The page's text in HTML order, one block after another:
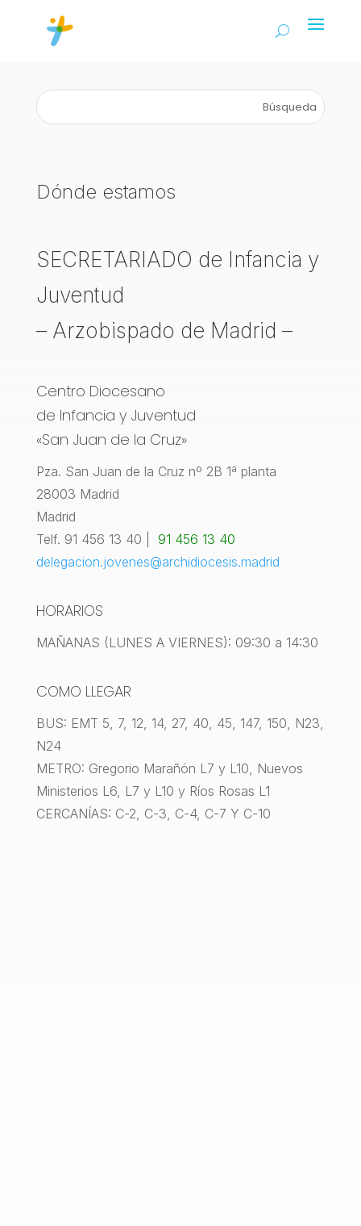
Dónde estamos
SECRETARIADO de Infancia y
Juventud
– Arzobispado de Madrid –
Centro Diocesano
de Infancia y Juventud
«San Juan de la Cruz»
Pza. San Juan de la Cruz nº 2B 1ª planta
28003 Madrid
Madrid
Telf. 91 456 13 40 |
91 456 13 40
delegacion.jovenes@archidiocesis.madrid
HORARIOS
MAÑANAS (LUNES A VIERNES): 09:30 a 14:30
COMO LLEGAR
BUS: EMT 5, 7, 12, 14, 27, 40, 45, 147, 150, N23,
N24
METRO: Gregorio Marañón L7 y L10, Nuevos
Ministerios L6, L7 y L10 y Ríos Rosas L1
CERCANÍAS: C-2, C-3, C-4, C-7 Y C-10